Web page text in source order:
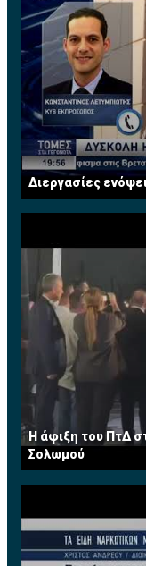
Διεργασίες
Η άφιξη του ΠτΔ
Σολωμού